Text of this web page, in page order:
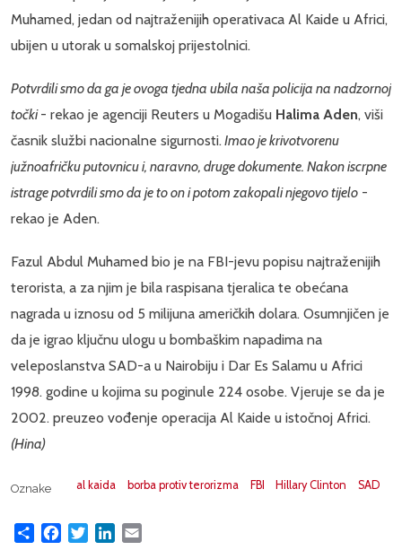
Muhamed, jedan od najtraženijih operativaca Al Kaide u Africi,
ubijen u utorak u somalskoj prijestolnici.
Potvrdili smo da ga je ovoga tjedna ubila naša policija na nadzornoj
točki- rekao je agenciji Reuters u Mogadišu Halima Aden, viši
časnik službi nacionalne sigurnosti.Imao je krivotvorenu
južnoafričku putovnicu i, naravno, druge dokumente. Nakon iscrpne
istrage potvrdili smo da je to on i potom zakopali njegovo tijelo -
rekao je Aden.
Fazul Abdul Muhamed bio je na FBI-jevu popisu najtraženijih
terorista, a za njim je bila raspisana tjeralica te obećana
nagrada u iznosu od 5 milijuna američkih dolara. Osumnjičen je
da je igrao ključnu ulogu u bombaškim napadima na
veleposlanstva SAD-a u Nairobiju i Dar Es Salamu u Africi
1998. godine u kojima su poginule 224 osobe. Vjeruje se da je
2002. preuzeo vođenje operacija Al Kaide u istočnoj Africi.
(Hina)
Oznake al kaida borba protiv terorizma FBI Hillary Clinton SAD
Share FacebookTwitterLinkedIn